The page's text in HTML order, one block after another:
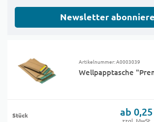
Newsletter
Artikelnummer: A0003039
Wellpapptasche
Stück ab